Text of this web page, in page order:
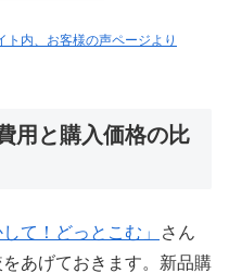
ト内、お客様の声ページより
用と購入価格の比
して！どっとこむ」
さん
あげておきます。新品購